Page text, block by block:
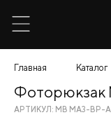
Главная Каталог
Фоторюкзак
АРТИКУЛ: MB MA3-BP-A